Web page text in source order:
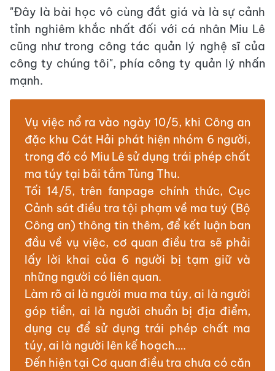
"Đây là bài học vô cùng đắt giá và là sự cảnh
tỉnh nghiêm khắc nhất đối với cá nhân Miu Lê
cũng như trong công tác quản lý nghệ sĩ của
công ty chúng tôi", phía công ty quản lý nhấn
mạnh.
Vụ việc nổ ra vào ngày 10/5, khi Công an
đặc khu Cát Hải phát hiện nhóm 6 người,
trong đó có Miu Lê sử dụng trái phép chất
ma túy tại bãi tắm Tùng Thu.
Tối 14/5, trên fanpage chính thức, Cục
Cảnh sát điều tra tội phạm về ma tuý (Bộ
Công an) thông tin thêm, để kết luận ban
đầu về vụ việc, cơ quan điều tra sẽ phải
lấy lời khai của 6 người bị tạm giữ và
những người có liên quan.
Làm rõ ai là người mua ma túy, ai là người
góp tiền, ai là người chuẩn bị địa điểm,
dụng cụ để sử dụng trái phép chất ma
túy, ai là người lên kế hoạch….
Đến hiện tại Cơ quan điều tra chưa có căn